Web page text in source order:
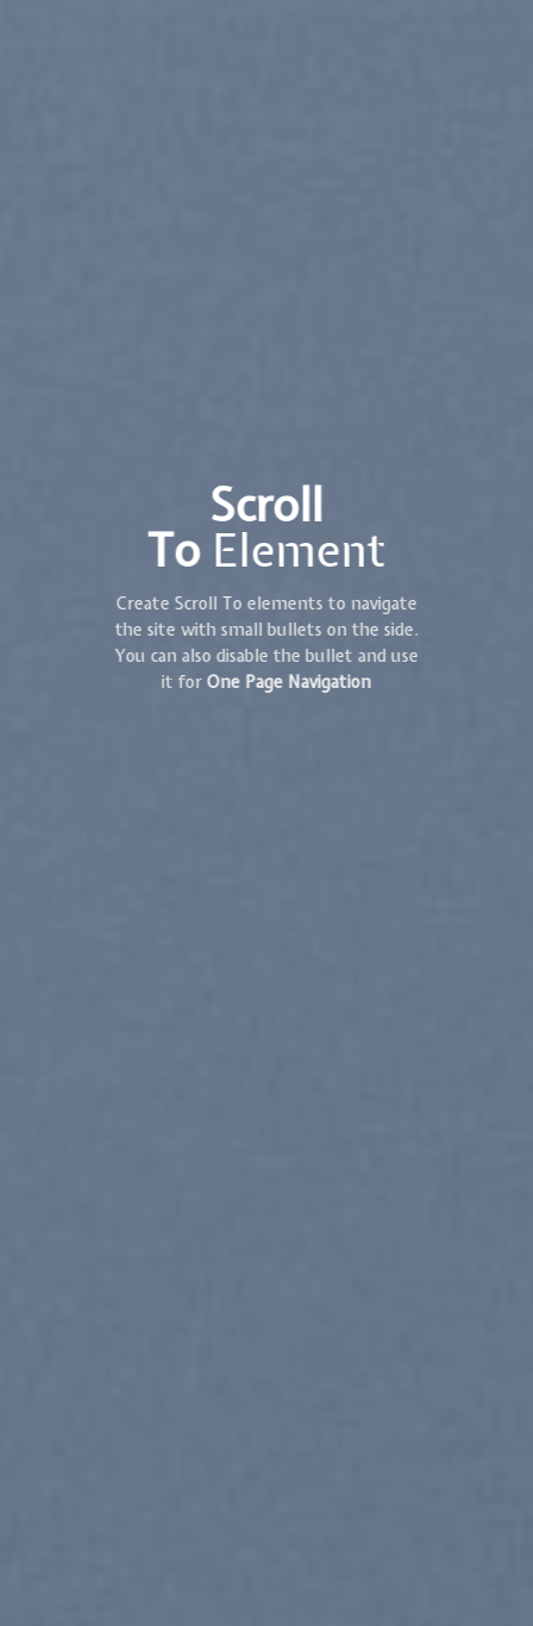
Scroll
ToElement
Create Scroll To elements to navigate
the site with small bullets on the side.
You can also disable the bullet and use
it for One Page Navigation